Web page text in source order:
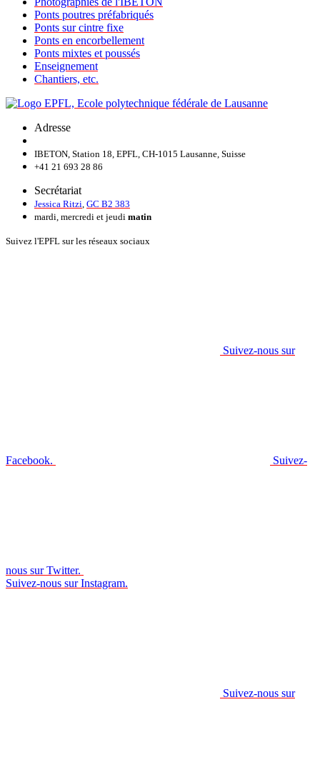
Ponts poutres préfabriqués
Ponts sur cintre fixe
Ponts en encorbellement
Ponts mixtes et poussés
Enseignement
Chantiers, etc.
Adresse
IBETON, Station 18, EPFL, CH-1015 Lausanne, Suisse
+41 21 693 28 86
Secrétariat
Jessica Ritzi GC B2 383
mardi, mercredi et jeudi matin
Suivez l'EPFL sur les réseaux sociaux
Suivez-nous sur
Facebook. Suivez-
nous sur Twitter.
Suivez-nous sur Instagram.
Suivez-nous sur